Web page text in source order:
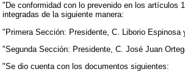
"De conformidad con lo prevenido en los artículos
integradas de la siguiente manera:
"Primera Sección: Presidente, C. Liborio
"Segunda Sección: Presidente, C. José Juan
"Se dio cuenta con los documentos siguientes: